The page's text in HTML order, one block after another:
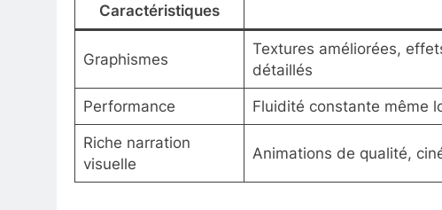
Caractéristiques
Graphismes
Textures améliorées,
détaillés
Performance Fluidité constante même
Riche narration
visuelle
Animations de qualité,